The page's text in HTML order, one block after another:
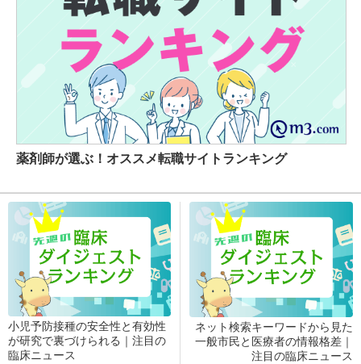
薬剤師が選ぶ！オススメ転職サイトランキング
小児予防接種の安全性と有効性
が研究で裏づけられる｜注目の
臨床ニュース
ネット検索キーワードから見た
一般市民と医療者の情報格差｜
注目の臨床ニュース